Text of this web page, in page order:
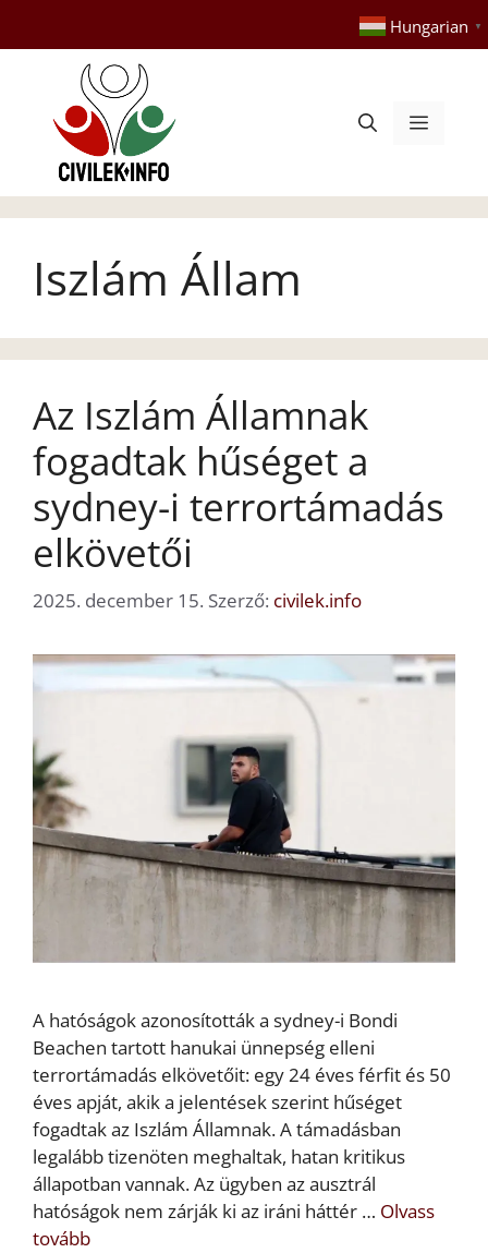
tartalomba
Hungarian ▼
Menü
Iszlám Állam
Az Iszlám Államnak
fogadtak hűséget a
sydney-i terrortámadás
elkövetői
2025. december 15. Szerző: civilek.info
A hatóságok azonosították a sydney-i Bondi
Beachen tartott hanukai ünnepség elleni
terrortámadás elkövetőit: egy 24 éves férfit és 50
éves apját, akik a jelentések szerint hűséget
fogadtak az Iszlám Államnak. A támadásban
legalább tizenöten meghaltak, hatan kritikus
állapotban vannak. Az ügyben az ausztrál
hatóságok nem zárják ki az iráni háttér … Olvass
tovább